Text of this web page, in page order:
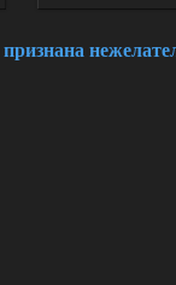
признана